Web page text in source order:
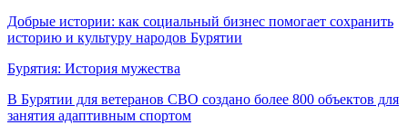
Добрые истории: как социальный бизнес помогает сохранить
историю и культуру народов Бурятии
Бурятия: История мужества
В Бурятии для ветеранов СВО создано более 800 объектов для
занятия адаптивным спортом